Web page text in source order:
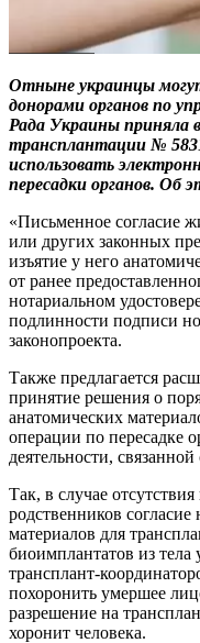
Отныне украинцы
донорами органов по
Рада Украины приняла
трансплантации №
использовать
пересадки органов. Об
«Письменное согласие
или других законных
изъятие у него
от ранее
нотариальном
подлинности подписи
законопроекта.
Также предлагается
принятие решения о
анатомических
операции по пересадке
деятельности,
Так, в случае
родственников
материалов для
биоимплантатов из
трансплант-
похоронить умершее
разрешение на
хоронит человека.